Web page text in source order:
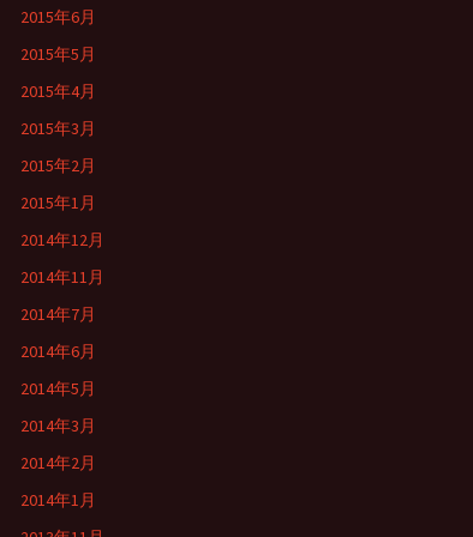
2015年6月
2015年5月
2015年4月
2015年3月
2015年2月
2015年1月
2014年12月
2014年11月
2014年7月
2014年6月
2014年5月
2014年3月
2014年2月
2014年1月